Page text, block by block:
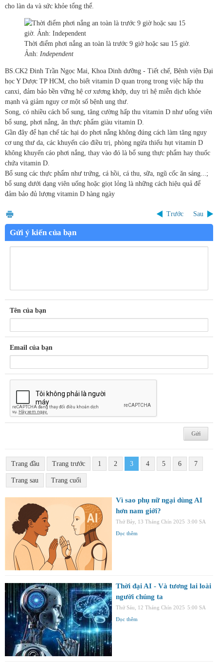
cho làn da và sức khỏe tổng thể.
Thời điểm phơi nắng an toàn là trước 9 giờ hoặc sau 15 giờ.
Ảnh: Independent
BS.CK2 Đinh Trần Ngọc Mai, Khoa Dinh dưỡng - Tiết chế, Bệnh viện Đại
học Y Dược TP HCM, cho biết vitamin D quan trọng trong việc hấp thu
canxi, đảm bảo bền vững hệ cơ xương khớp, duy trì hệ miễn dịch khỏe
mạnh và giảm nguy cơ một số bệnh ung thư.
Song, có nhiều cách bổ sung, tăng cường hấp thu vitamin D như uống viên
bổ sung, phơi nắng, ăn thực phẩm giàu vitamin D.
Gần đây để hạn chế tác hại do phơi nắng không đúng cách làm tăng nguy
cơ ung thư da, các khuyến cáo điều trị, phòng ngừa thiếu hụt vitamin D
không khuyến cáo phơi nắng, thay vào đó là bổ sung thực phẩm hay thuốc
chứa vitamin D.
Bổ sung các thực phẩm như trứng, cá hồi, cá thu, sữa, ngũ cốc ăn sáng...;
bổ sung dưới dạng viên uống hoặc giọt lỏng là những cách hiệu quả để
đảm bảo đủ lượng vitamin D hàng ngày
Trước Sau
Gửi ý kiến của bạn
Tên của bạn
Email của bạn
Trang đầu Trang trước 1 2 3 4 5 6 7
Trang sau Trang cuối
Vì sao phụ nữ ngại dùng AI
hơn nam giới?
Thứ Bảy, 13 Tháng Chín 2025 3:00 SA
Đọc thêm
Thời đại AI - Và tương lai loài
người chúng ta
Thứ Sáu, 12 Tháng Chín 2025 5:00 SA
Đọc thêm